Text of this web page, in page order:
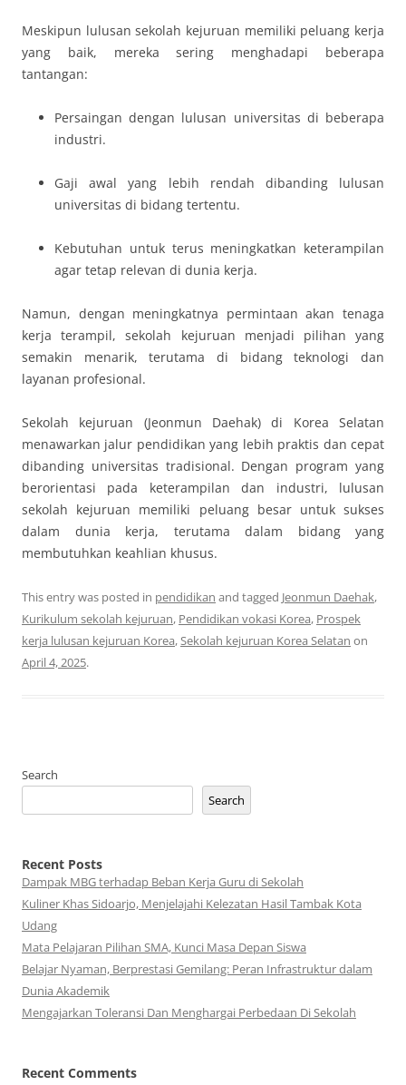
Meskipun lulusan sekolah kejuruan memiliki peluang kerja
yang baik, mereka sering menghadapi beberapa
tantangan:
Persaingan dengan lulusan universitas di beberapa
industri.
Gaji awal yang lebih rendah dibanding lulusan
universitas di bidang tertentu.
Kebutuhan untuk terus meningkatkan keterampilan
agar tetap relevan di dunia kerja.
Namun, dengan meningkatnya permintaan akan tenaga
kerja terampil, sekolah kejuruan menjadi pilihan yang
semakin menarik, terutama di bidang teknologi dan
layanan profesional.
Sekolah kejuruan (Jeonmun Daehak) di Korea Selatan
menawarkan jalur pendidikan yang lebih praktis dan cepat
dibanding universitas tradisional. Dengan program yang
berorientasi pada keterampilan dan industri, lulusan
sekolah kejuruan memiliki peluang besar untuk sukses
dalam dunia kerja, terutama dalam bidang yang
membutuhkan keahlian khusus.
This entry was posted in pendidikan and tagged Jeonmun Daehak,
Kurikulum sekolah kejuruan, Pendidikan vokasi Korea, Prospek
kerja lulusan kejuruan Korea,Sekolah kejuruan Korea Selatan on
April 4, 2025.
Search
Search
Recent Posts
Dampak MBG terhadap Beban Kerja Guru di Sekolah
Kuliner Khas Sidoarjo, Menjelajahi Kelezatan Hasil Tambak Kota
Udang
Mata Pelajaran Pilihan SMA, Kunci Masa Depan Siswa
Belajar Nyaman, Berprestasi Gemilang: Peran Infrastruktur dalam
Dunia Akademik
Mengajarkan Toleransi Dan Menghargai Perbedaan Di Sekolah
Recent Comments